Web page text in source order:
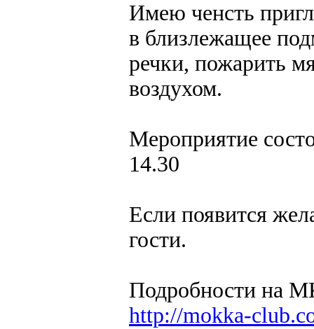
Имею ченсть
в близлежащее
речки, пожарить
воздухом.
Мероприятие
14.30
Если появится
гости.
Подробности на
http://mokka-